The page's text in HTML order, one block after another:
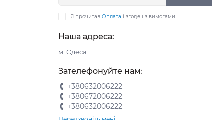
Я прочитав Оплата і згоден з вимогами
Наша адреса:
м. Одеса
Зателефонуйте нам:
+380632006222
+380672006222
+380632006222